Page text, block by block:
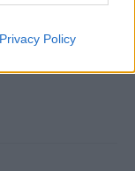
Privacy Policy